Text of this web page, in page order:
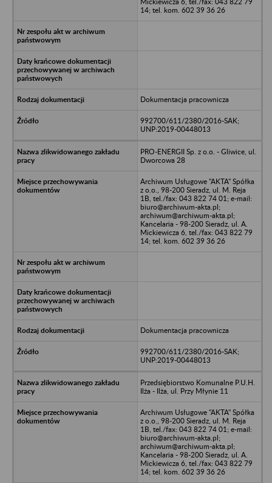
14; tel. kom. 602 39 36 26
Dokumentacja pracownicza
992700/611/2380/2016-SAK;
UNP:2019-00448013
PRO-ENERGII Sp. z o.o. - Gliwice, ul.
Dworcowa 28
Archiwum Usługowe "AKTA" Spółka
z o.o., 98-200 Sieradz, ul. M. Reja
1B, tel./fax: 043 822 74 01; e-mail:
biuro@archiwum-akta.pl;
archiwum@archiwum-akta.pl;
Kancelaria - 98-200 Sieradz, ul. A.
Mickiewicza 6, tel./fax: 043 822 79
14; tel. kom. 602 39 36 26
Dokumentacja pracownicza
992700/611/2380/2016-SAK;
UNP:2019-00448013
Przedsiębiorstwo Komunalne P.U.H.
Ilża - Ilża, ul. Przy Młynie 11
Archiwum Usługowe "AKTA" Spółka
z o.o., 98-200 Sieradz, ul. M. Reja
1B, tel./fax: 043 822 74 01; e-mail:
biuro@archiwum-akta.pl;
archiwum@archiwum-akta.pl;
Kancelaria - 98-200 Sieradz, ul. A.
Mickiewicza 6, tel./fax: 043 822 79
14; tel. kom. 602 39 36 26